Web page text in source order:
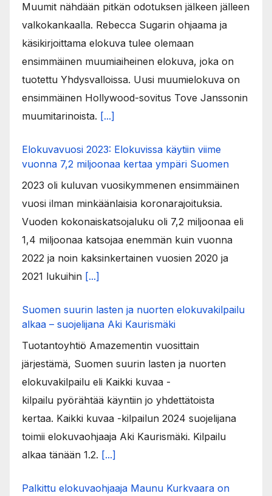
Muumit nähdään pitkän odotuksen jälkeen jälleen
valkokankaalla. Rebecca Sugarin ohjaama ja
käsikirjoittama elokuva tulee olemaan
ensimmäinen muumiaiheinen elokuva, joka on
tuotettu Yhdysvalloissa. Uusi muumielokuva on
ensimmäinen Hollywood-sovitus Tove Janssonin
muumitarinoista. [...]
Elokuvavuosi 2023: Elokuvissa käytiin viime
vuonna 7,2 miljoonaa kertaa ympäri Suomen
2023 oli kuluvan vuosikymmenen ensimmäinen
vuosi ilman minkäänlaisia koronarajoituksia.
Vuoden kokonaiskatsojaluku oli 7,2 miljoonaa eli
1,4 miljoonaa katsojaa enemmän kuin vuonna
2022 ja noin kaksinkertainen vuosien 2020 ja
2021 lukuihin [...]
Suomen suurin lasten ja nuorten elokuvakilpailu
alkaa – suojelijana Aki Kaurismäki
Tuotantoyhtiö Amazementin vuosittain
järjestämä, Suomen suurin lasten ja nuorten
elokuvakilpailu eli Kaikki kuvaa -
kilpailu pyörähtää käyntiin jo yhdettätoista
kertaa. Kaikki kuvaa -kilpailun 2024 suojelijana
toimii elokuvaohjaaja Aki Kaurismäki. Kilpailu
alkaa tänään 1.2. [...]
Palkittu elokuvaohjaaja Maunu Kurkvaara on